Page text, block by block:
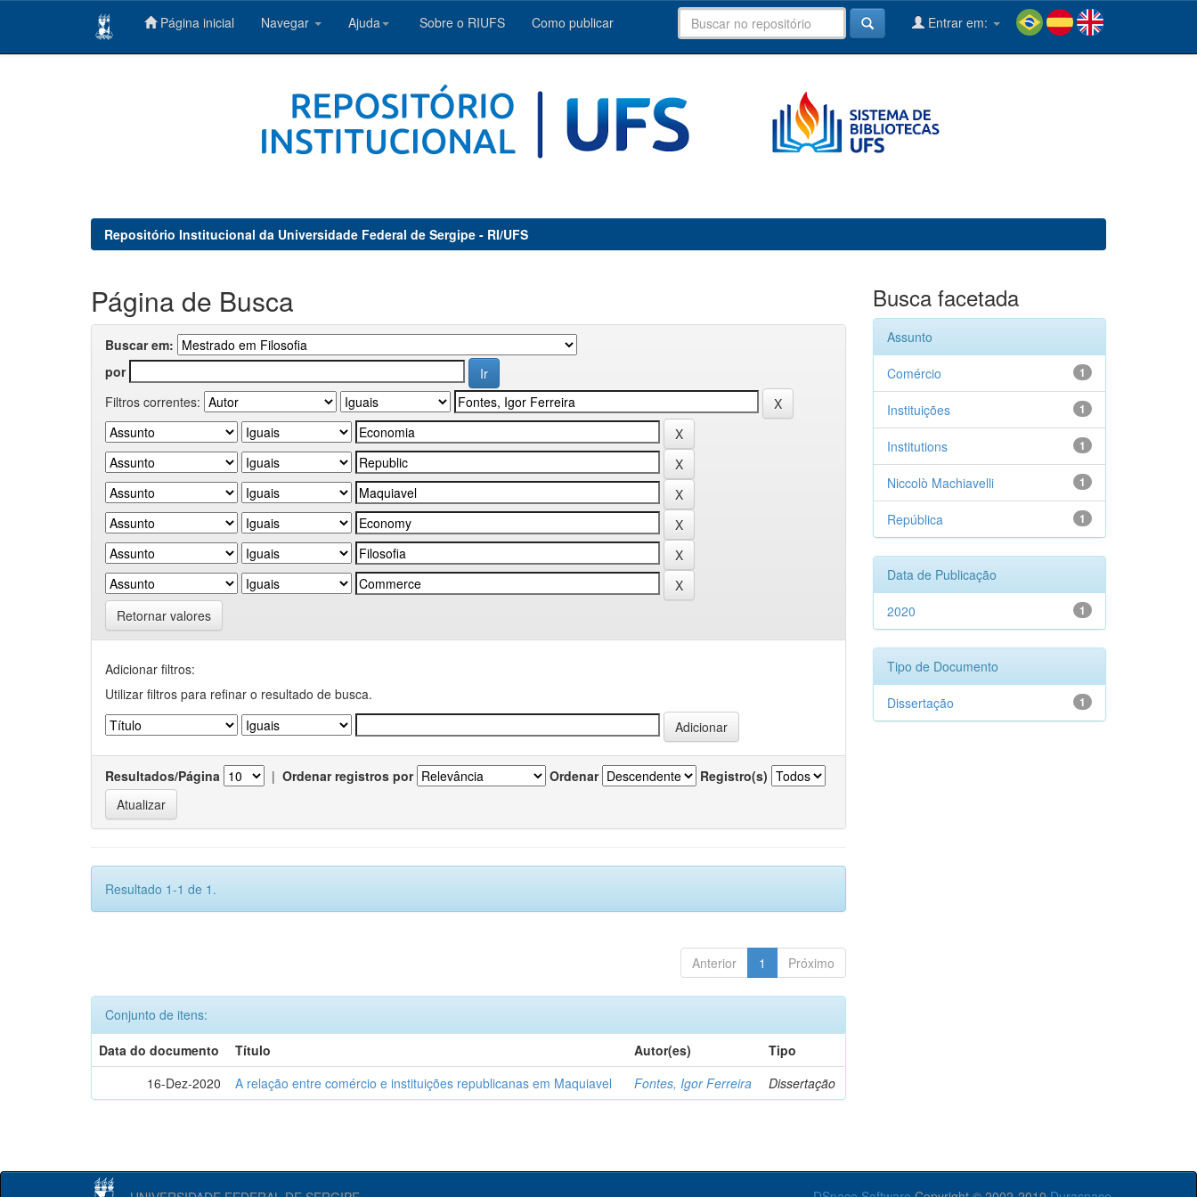
Página inicial Navegar Ajuda Sobre o RIUFS Como publicar Entrar em:
Repositório Institucional da Universidade Federal de Sergipe - RI/UFS
Página de Busca
Buscar em:
por
Filtros correntes:
Retornar valores
Adicionar filtros:
Utilizar filtros para refinar o resultado de busca.
Resultados/Página | Ordenar registros por Ordenar Registro(s)
Resultado 1-1 de 1.
Anterior 1 Próximo
Conjunto de itens:
Data do documento
Título Autor(es)
Tipo
16-Dez-2020
A relação entre comércio e instituições republicanas em Maquiavel Fontes, Igor Ferreira Dissertação
Busca facetada
Assunto
1
Comércio
1
Instituições
1
Institutions
1
Niccolò Machiavelli
1
República
Data de Publicação
1
2020
Tipo de Documento
1
Dissertação